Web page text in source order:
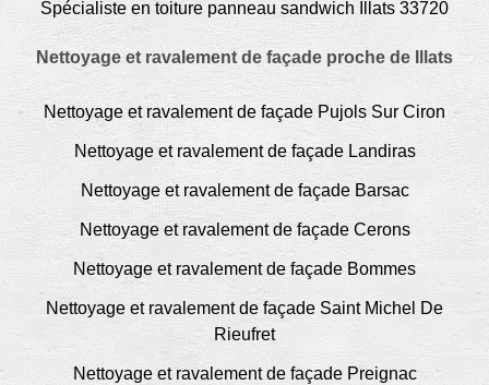
Spécialiste en toiture panneau sandwich Illats 33720
Nettoyage et ravalement de façade proche de Illats
Nettoyage et ravalement de façade Pujols Sur Ciron
Nettoyage et ravalement de façade Landiras
Nettoyage et ravalement de façade Barsac
Nettoyage et ravalement de façade Cerons
Nettoyage et ravalement de façade Bommes
Nettoyage et ravalement de façade Saint Michel De
Rieufret
Nettoyage et ravalement de façade Preignac